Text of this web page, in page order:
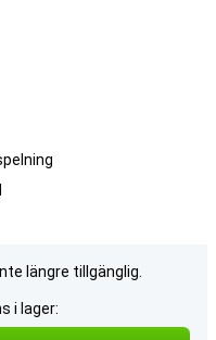
längre tillgänglig.
i lager: